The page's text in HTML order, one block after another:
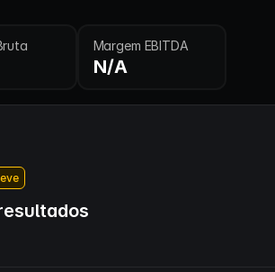
Margem EBITDA
N/A